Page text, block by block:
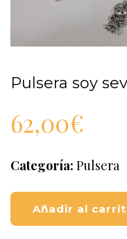
Pulsera soy
62,00€
Categoría: Pulsera
Añadir al